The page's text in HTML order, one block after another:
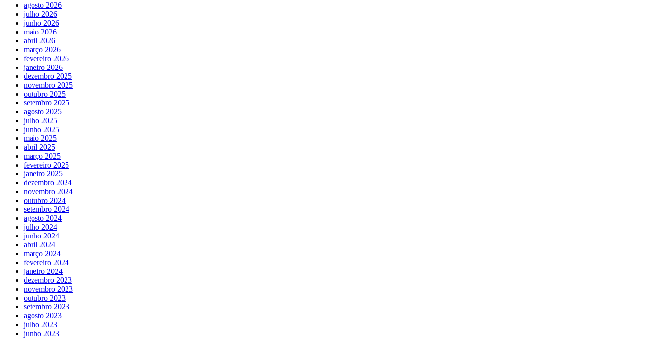
agosto 2026
julho 2026
junho 2026
maio 2026
abril 2026
março 2026
fevereiro 2026
janeiro 2026
dezembro 2025
novembro 2025
outubro 2025
setembro 2025
agosto 2025
julho 2025
junho 2025
maio 2025
abril 2025
março 2025
fevereiro 2025
janeiro 2025
dezembro 2024
novembro 2024
outubro 2024
setembro 2024
agosto 2024
julho 2024
junho 2024
abril 2024
março 2024
fevereiro 2024
janeiro 2024
dezembro 2023
novembro 2023
outubro 2023
setembro 2023
agosto 2023
julho 2023
junho 2023